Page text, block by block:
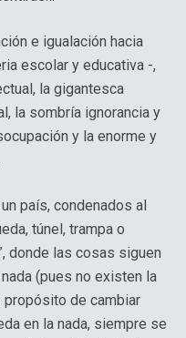
e igualación hacia
escolar y educativa -,
la gigantesca
la sombría ignorancia y
y la enorme y
país, condenados al
túnel, trampa o
donde las cosas siguen
(pues no existen la
propósito de cambiar
en la nada, siempre se